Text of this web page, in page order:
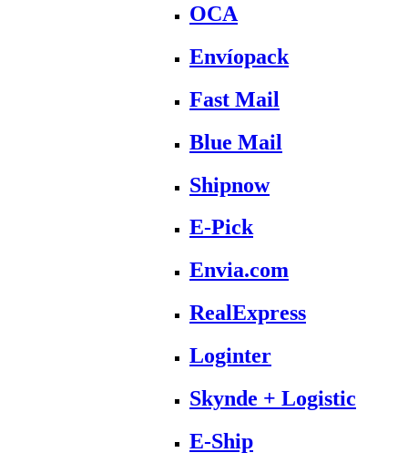
OCA
Envíopack
Fast Mail
Blue Mail
Shipnow
E-Pick
Envia.com
RealExpress
Loginter
Skynde + Logistic
E-Ship